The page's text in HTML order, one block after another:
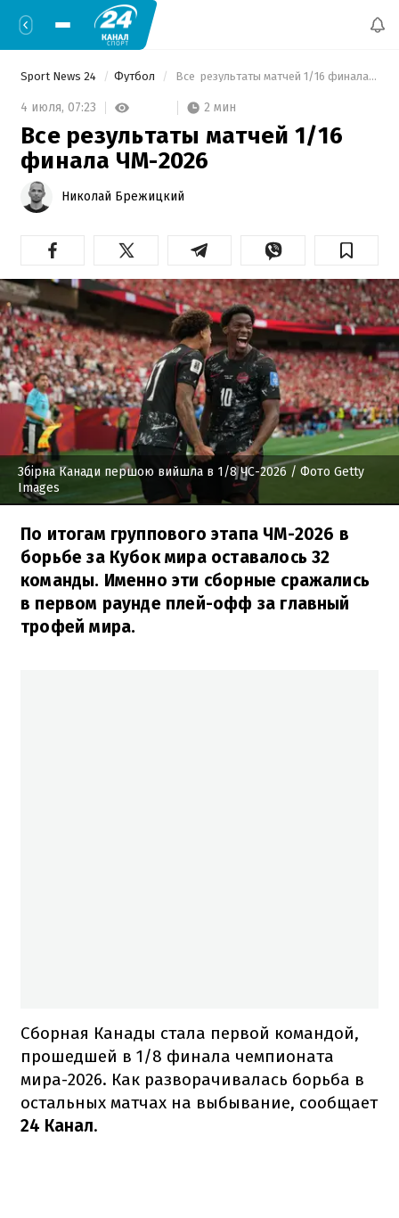
Sport News 24 Футбол Все  результаты матчей 1/16 финала ЧМ-2026
4 июля, 07:23 2 мин
Все результаты матчей 1/16
финала ЧМ-2026
Николай Брежицкий
Збірна Канади першою вийшла в 1/8 ЧС-2026 / Фото Getty
Images
По итогам группового этапа ЧМ-2026 в
борьбе за Кубок мира оставалось 32
команды. Именно эти сборные сражались
в первом раунде плей-офф за главный
трофей мира.
Сборная Канады стала первой командой,
прошедшей в 1/8 финала чемпионата
мира-2026. Как разворачивалась борьба в
остальных матчах на выбывание, сообщает
24 Канал.